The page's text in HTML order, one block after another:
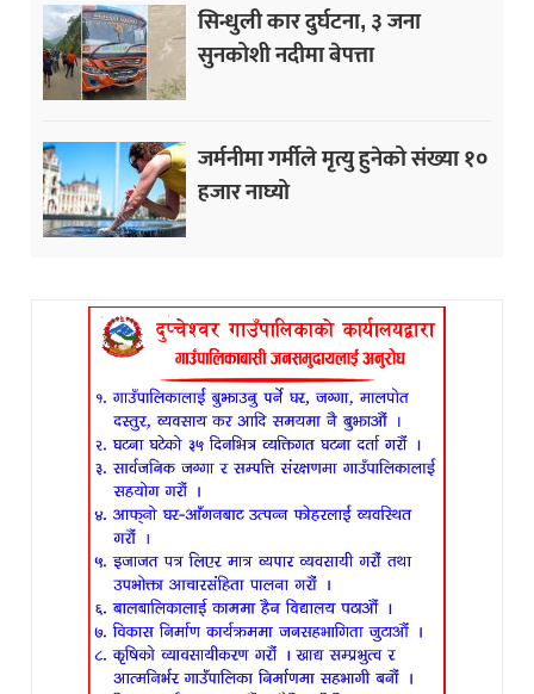
सिन्धुली कार दुर्घटना, ३ जना
सुनकोशी नदीमा बेपत्ता
जर्मनीमा गर्मीले मृत्यु हुनेको संख्या १०
हजार नाघ्यो